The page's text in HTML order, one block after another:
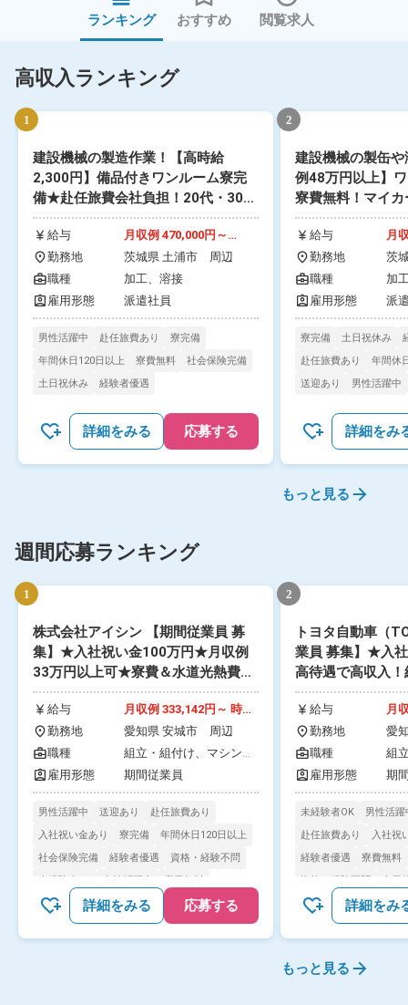
ランキング おすすめ 閲覧求人
高収入ランキング
1
建設機械の製造作業！【高時給
2,300円】備品付きワンルーム寮完
備★赴任旅費会社負担！20代・30
代・40代の男性活躍中！年間休日
125日★正社員登用のチャンスあ
り！1食200円～格安食堂利用可
★《茨城県土浦市》
給与
月収例 470,000円～
490,000円 時給 2,300円
～2,300円
勤務地
茨城県 土浦市 周辺
職種
加工、 溶接
雇用形態
派遣社員
男性活躍中 赴任旅費あり
寮完備
年間休日120日以上
寮費無料
社会保険完備
土日祝休み
経験者優遇
詳細をみる 応募する
2
建設機械の製缶
例48万円以上】
寮費無料！マイ
車場あり！最寄
社員食堂利用可
城県ひたちなか市
給与
月
～
勤務地
茨
辺
職種
加
研
雇用形態 派
寮完備 土日祝休み
赴任旅費あり
年間休
送迎あり
男性活躍中
詳細をみ
もっと見る
週間応募ランキング
1
株式会社アイシン 【期間従業員 募
集】★入社祝い金100万円★月収例
33万円以上可★寮費＆水道光熱費実
質無料！未経験でも高待遇＆高収
入！生産協力金・交替手当・食事補
助など大手ならではの手厚さ！日本
を代表する自動車部品メーカーで働
きませんか？正社員登用制度あり！
《愛知県安城市》
給与
月収例 333,142円～ 時給
1,550円～1,550円
勤務地
愛知県 安城市 周辺
職種
組立・組付け、 マシンオ
ペレーター、
雇用形態 期間従業員
男性活躍中 送迎あり
赴任旅費あり
入社祝い金あり
寮完備
年間休日120日以上
社会保険完備
経験者優遇
資格・経験不問
土日休み
詳細をみる 応募する
2
トヨタ自動車（
業員 募集】★入
高待遇で高収入
万円！満了慰労
地は愛知県内の
会開催中！
給与
月
～
勤務地
愛
知
県
職種
組
工
雇用形態 期
未経験者OK
男性活躍
赴任旅費あり
入社祝
経験者優遇
寮費無料
詳細をみ
もっと見る